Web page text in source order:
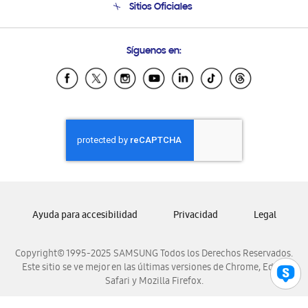
Condiciones de Compra
Soporte vía eMail
Sitios Oficiales
Samsung Ecuador
Samsung El Salvador
Samsung Honduras
Samsung Nicaragua
Samsung Panamá
Samsung Venezuela
Síguenos en:
Copyright© 1995-2025 SAMSUNG Todos los Derechos Reservados.
Este sitio se ve mejor en las últimas versiones de Chrome, Edge,
Safari y Mozilla Firefox.
Ayuda para accesibilidad Privacidad Legal